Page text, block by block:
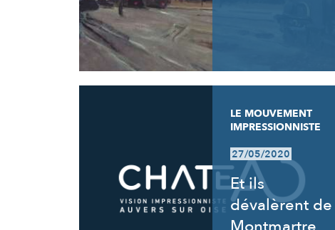
LE MOUVEMENT
IMPRESSIONNISTE
27/05/2020
Et ils
dévalèrent de